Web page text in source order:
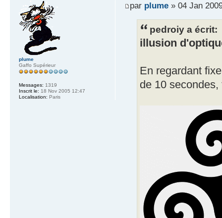
par plume» 04 Jan
pedroiy a écrit:
illusion
En regardant
de 10
plume
Gaffo Supérieur
Messages: 1319
Inscrit le: 18 Nov 2005 12:47
Localisation: Paris